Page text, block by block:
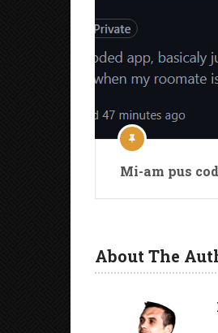
Mi-am pus
About The